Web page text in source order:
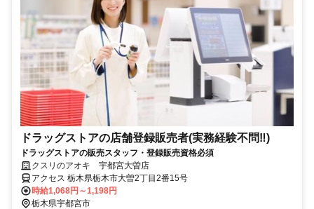
ドラッグストアの店舗登録販売者(実務経験不問‼)
ドラッグストアの販売スタッフ・登録販売資格必須
クスリのアオキ 宇都宮大曽店
アクセス 栃木県栃木市大曽2丁目2番15号
時給1,068円～1,198円
栃木県宇都宮市